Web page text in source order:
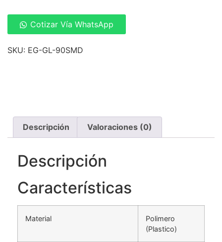
Cotizar Vía WhatsApp
SKU: EG-GL-90SMD
Descripción Valoraciones (0)
Descripción
Características
Material
Polimero
(Plastico)